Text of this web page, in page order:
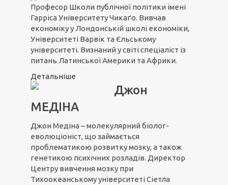
Професор Школи публічної політики імені
Гарріса Університету Чикаґо. Вивчав
економіку у Лондонській школі економіки,
Університеті Варвік та Єльському
університеті. Визнаний у світі спеціаліст із
питань Латинської Америки та Африки.
Детальніше
Джон
МЕДІНА
Джон Медіна – молекулярний біолог-
еволюціоніст, що займається
проблематикою розвитку мозку, а також
генетикою психічних розладів. Директор
Центру вивчення мозку при
Тихоокеанському університеті Сіетла